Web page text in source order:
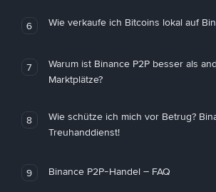
6 Wie verkaufe ich Bitcoins lokal auf
7
Warum ist Binance P2P besser als
Marktplätze?
8
Wie schütze ich mich vor Betrug?
Treuhanddienst!
9 Binance P2P-Handel – FAQ